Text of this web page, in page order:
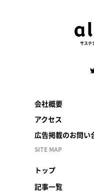
サステ
会社概要
アクセス
広告掲載のお問い
SITE MAP
トップ
記事一覧